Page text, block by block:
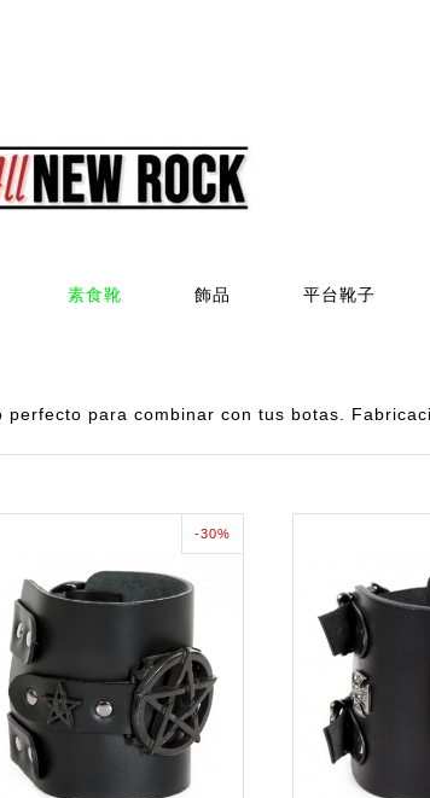
素食靴 飾品 平台靴子
perfecto para combinar con tus botas.
-30%